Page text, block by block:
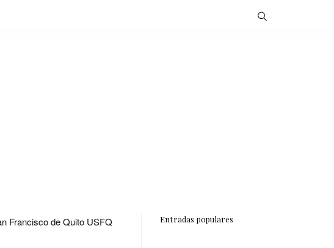
Francisco de Quito USFQ
Entradas populares